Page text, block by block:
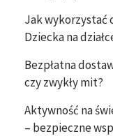
Jak wykorzystać
Dziecka na
Bezpłatna
czy zwykły mit?
Aktywność na
– bezpieczne